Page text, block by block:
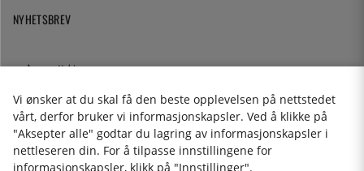
NYHETSBREV
Angrerettskjema
Personvernerklæring
Gavekort
Kjøpsvilkår
Vi ønsker at du skal få den beste opplevelsen på nettstedet
vårt, derfor bruker vi informasjonskapsler. Ved å klikke på
"Aksepter alle" godtar du lagring av informasjonskapsler i
nettleseren din. For å tilpasse innstillingene for
informasjonskapsler, klikk på "Innstillinger".